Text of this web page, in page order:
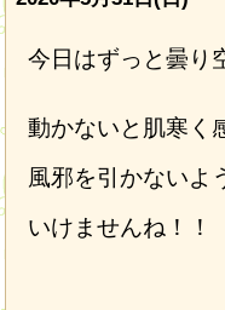
今日はずっと曇り
動かないと肌寒く
風邪を引かないよ
いけませんね！！